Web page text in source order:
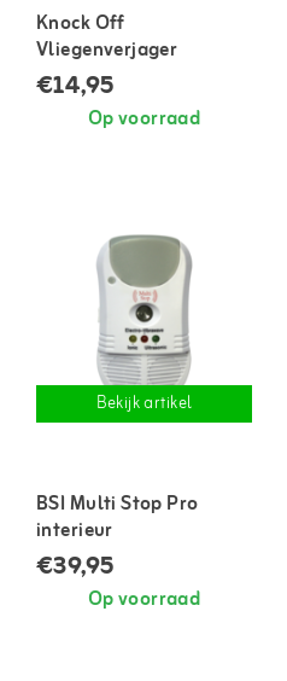
Knock Off
Vliegenverjager
€14,95
Op voorraad
Bekijk artikel
BSI Multi Stop Pro
interieur
€39,95
Op voorraad